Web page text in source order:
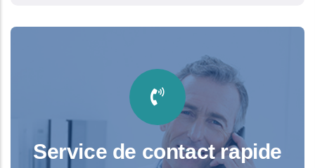
Service de contact rapide